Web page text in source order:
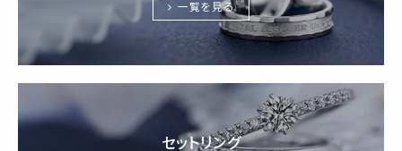
一覧を見る
セットリング